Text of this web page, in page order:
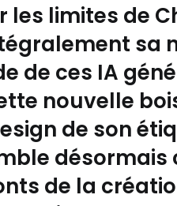
les limites de
sa
de ces IA
nouvelle
de son
désormais
de la